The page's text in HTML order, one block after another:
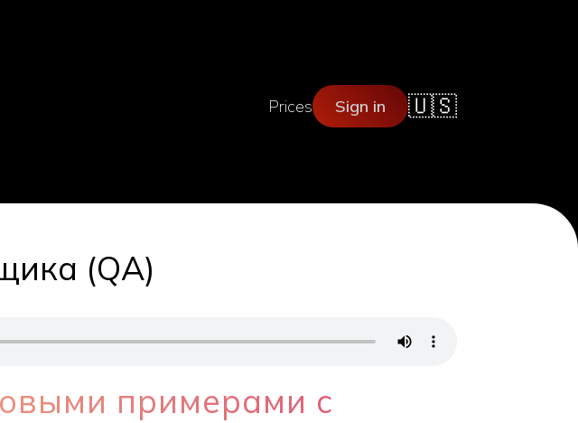
Prices Sign in 🇺🇸
(QA)
примерами с